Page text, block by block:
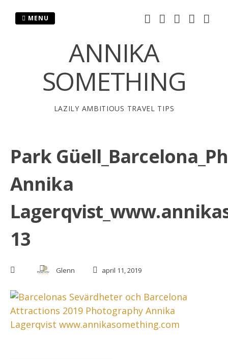
ANNIKA
SOMETHING
LAZILY AMBITIOUS TRAVEL TIPS
MENU
Park
Annika
13
Glenn april 11, 2019